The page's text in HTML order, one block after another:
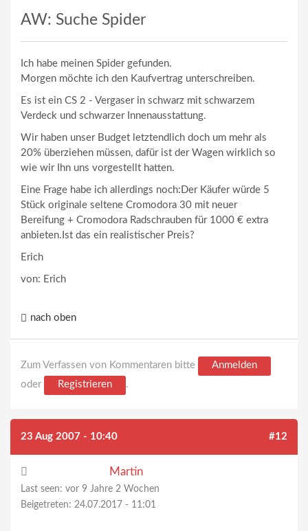
AW: Suche Spider
Ich habe meinen Spider gefunden.
Morgen möchte ich den Kaufvertrag unterschreiben.
Es ist ein CS 2 - Vergaser in schwarz mit schwarzem
Verdeck und schwarzer Innenausstattung.
Wir haben unser Budget letztendlich doch um mehr als
20% überziehen müssen, dafür ist der Wagen wirklich so
wie wir Ihn uns vorgestellt hatten.
Eine Frage habe ich allerdings noch:Der Käufer würde 5
Stück originale seltene Cromodora 30 mit neuer
Bereifung + Cromodora Radschrauben für 1000 € extra
anbieten.Ist das ein realistischer Preis?
Erich
von: Erich
nach oben
Zum Verfassen von Kommentaren bitte
Anmelden
oder
Registrieren .
23 Aug 2007 - 10:40 #12
Martin
Last seen: vor 9 Jahre 2 Wochen
Beigetreten: 24.07.2017 - 11:01